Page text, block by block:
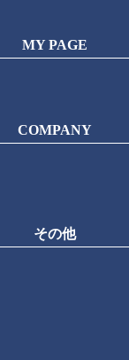
MY PAGE
COMPANY
その他